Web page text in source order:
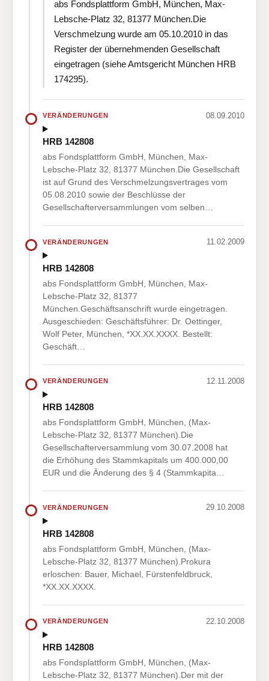
abs Fondsplattform GmbH, München, Max-
Lebsche-Platz 32, 81377 München.Die
Verschmelzung wurde am 05.10.2010 in das
Register der übernehmenden Gesellschaft
eingetragen (siehe Amtsgericht München HRB
174295).
VERÄNDERUNGEN 08.09.2010
HRB 142808
abs Fondsplattform GmbH, München, Max-
Lebsche-Platz 32, 81377 München.Die Gesellschaft
ist auf Grund des Verschmelzungsvertrages vom
05.08.2010 sowie der Beschlüsse der
Gesellschafterversammlungen vom selben…
VERÄNDERUNGEN 11.02.2009
HRB 142808
abs Fondsplattform GmbH, München, Max-
Lebsche-Platz 32, 81377
München.Geschäftsanschrift wurde eingetragen.
Ausgeschieden: Geschäftsführer: Dr. Oettinger,
Wolf Peter, München, *XX.XX.XXXX. Bestellt:
Geschäft…
VERÄNDERUNGEN 12.11.2008
HRB 142808
abs Fondsplattform GmbH, München, (Max-
Lebsche-Platz 32, 81377 München).Die
Gesellschafterversammlung vom 30.07.2008 hat
die Erhöhung des Stammkapitals um 400.000,00
EUR und die Änderung des § 4 (Stammkapita…
VERÄNDERUNGEN 29.10.2008
HRB 142808
abs Fondsplattform GmbH, München, (Max-
Lebsche-Platz 32, 81377 München).Prokura
erloschen: Bauer, Michael, Fürstenfeldbruck,
*XX.XX.XXXX.
VERÄNDERUNGEN 22.10.2008
HRB 142808
abs Fondsplattform GmbH, München, (Max-
Lebsche-Platz 32, 81377 München).Der mit der